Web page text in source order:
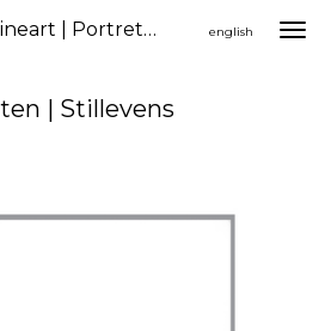
Monica Van Kleef - Fineart | Portretten | Stillevens english
| Stillevens